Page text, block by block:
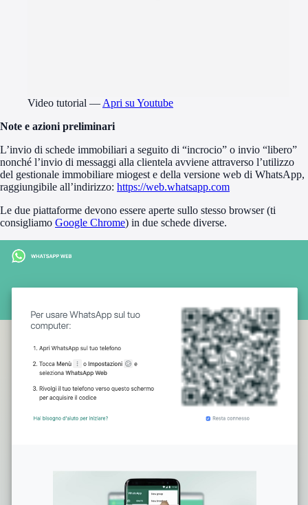
Video tutorial —Apri su Youtube
Note e azioni preliminari
L’invio di schede immobiliari a seguito di “incrocio” o invio “libero”
nonché l’invio di messaggi alla clientela avviene attraverso l’utilizzo
del gestionale immobiliare miogest e della versione web di WhatsApp,
raggiungibile all’indirizzo: https://web.whatsapp.com
Le due piattaforme devono essere aperte sullo stesso browser (ti
consigliamo Google Chrome) in due schede diverse.